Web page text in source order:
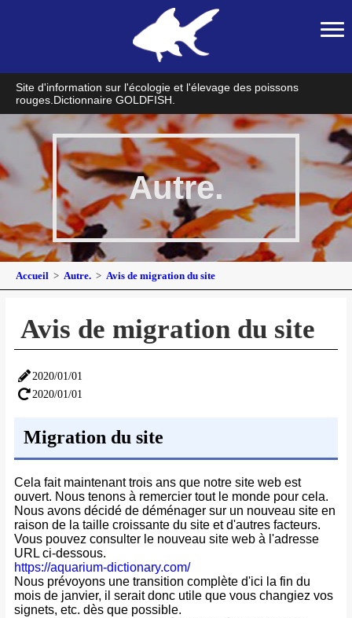
Site d'information sur l'écologie et l'élevage des poissons
rouges. Dictionnaire GOLDFISH.
Autre.
Accueil Autre. Avis de migration du site
Avis de migration du site
2020/01/01
2020/01/01
Migration du site
Cela fait maintenant trois ans que notre site web est
ouvert. Nous tenons à remercier tout le monde pour cela.
Nous avons décidé de déménager sur un nouveau site en
raison de la taille croissante du site et d'autres facteurs.
Vous pouvez consulter le nouveau site web à l'adresse
URL ci-dessous.
https://aquarium-dictionary.com/
Nous prévoyons une transition complète d'ici la fin du
mois de janvier, il serait donc utile que vous changiez vos
signets, etc. dès que possible.